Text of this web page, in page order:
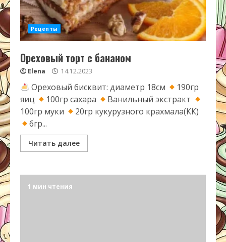
Рецепты
Ореховый торт с бананом
Elena 14.12.2023
Ореховый бисквит: диаметр 18см
190гр
яиц
100гр сахара
Ванильный экстракт
100гр муки
20гр кукурузного крахмала(КК)
6гр...
Читать далее
1 мин чтения